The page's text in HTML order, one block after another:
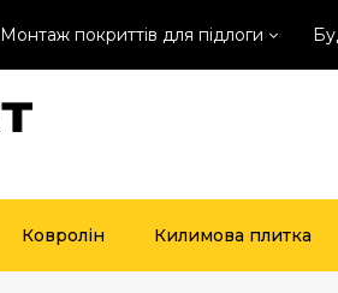
Монтаж покриттів для підлоги
Ковролін Килимова плитка